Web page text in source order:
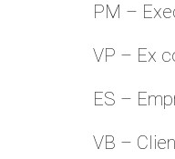
PM –
VP – Ex
ES –
VB –